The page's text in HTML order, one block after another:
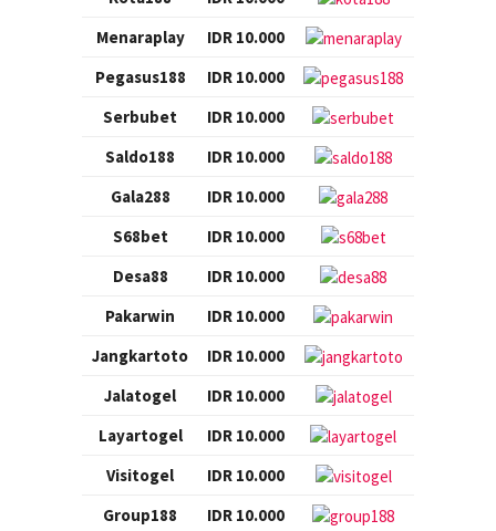
Menaraplay
IDR 10.000
Pegasus188
IDR 10.000
Serbubet
IDR 10.000
Saldo188
IDR 10.000
Gala288
IDR 10.000
S68bet
IDR 10.000
Desa88
IDR 10.000
Pakarwin
IDR 10.000
Jangkartoto
IDR 10.000
Jalatogel
IDR 10.000
Layartogel
IDR 10.000
Visitogel
IDR 10.000
Group188
IDR 10.000